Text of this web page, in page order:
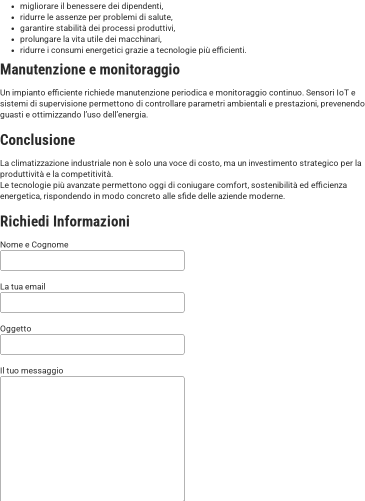
migliorare il benessere dei dipendenti,
ridurre le assenze per problemi di salute,
garantire stabilità dei processi produttivi,
prolungare la vita utile dei macchinari,
ridurre i consumi energetici grazie a tecnologie più efficienti.
Manutenzione e monitoraggio
Un impianto efficiente richiede manutenzione periodica e monitoraggio continuo. Sensori IoT e
sistemi di supervisione permettono di controllare parametri ambientali e prestazioni, prevenendo
guasti e ottimizzando l’uso dell’energia.
Conclusione
La climatizzazione industriale non è solo una voce di costo, ma un investimento strategico per la
produttività e la competitività.
Le tecnologie più avanzate permettono oggi di coniugare comfort, sostenibilità ed efficienza
energetica, rispondendo in modo concreto alle sfide delle aziende moderne.
Richiedi Informazioni
Nome e Cognome
La tua email
Oggetto
Il tuo messaggio